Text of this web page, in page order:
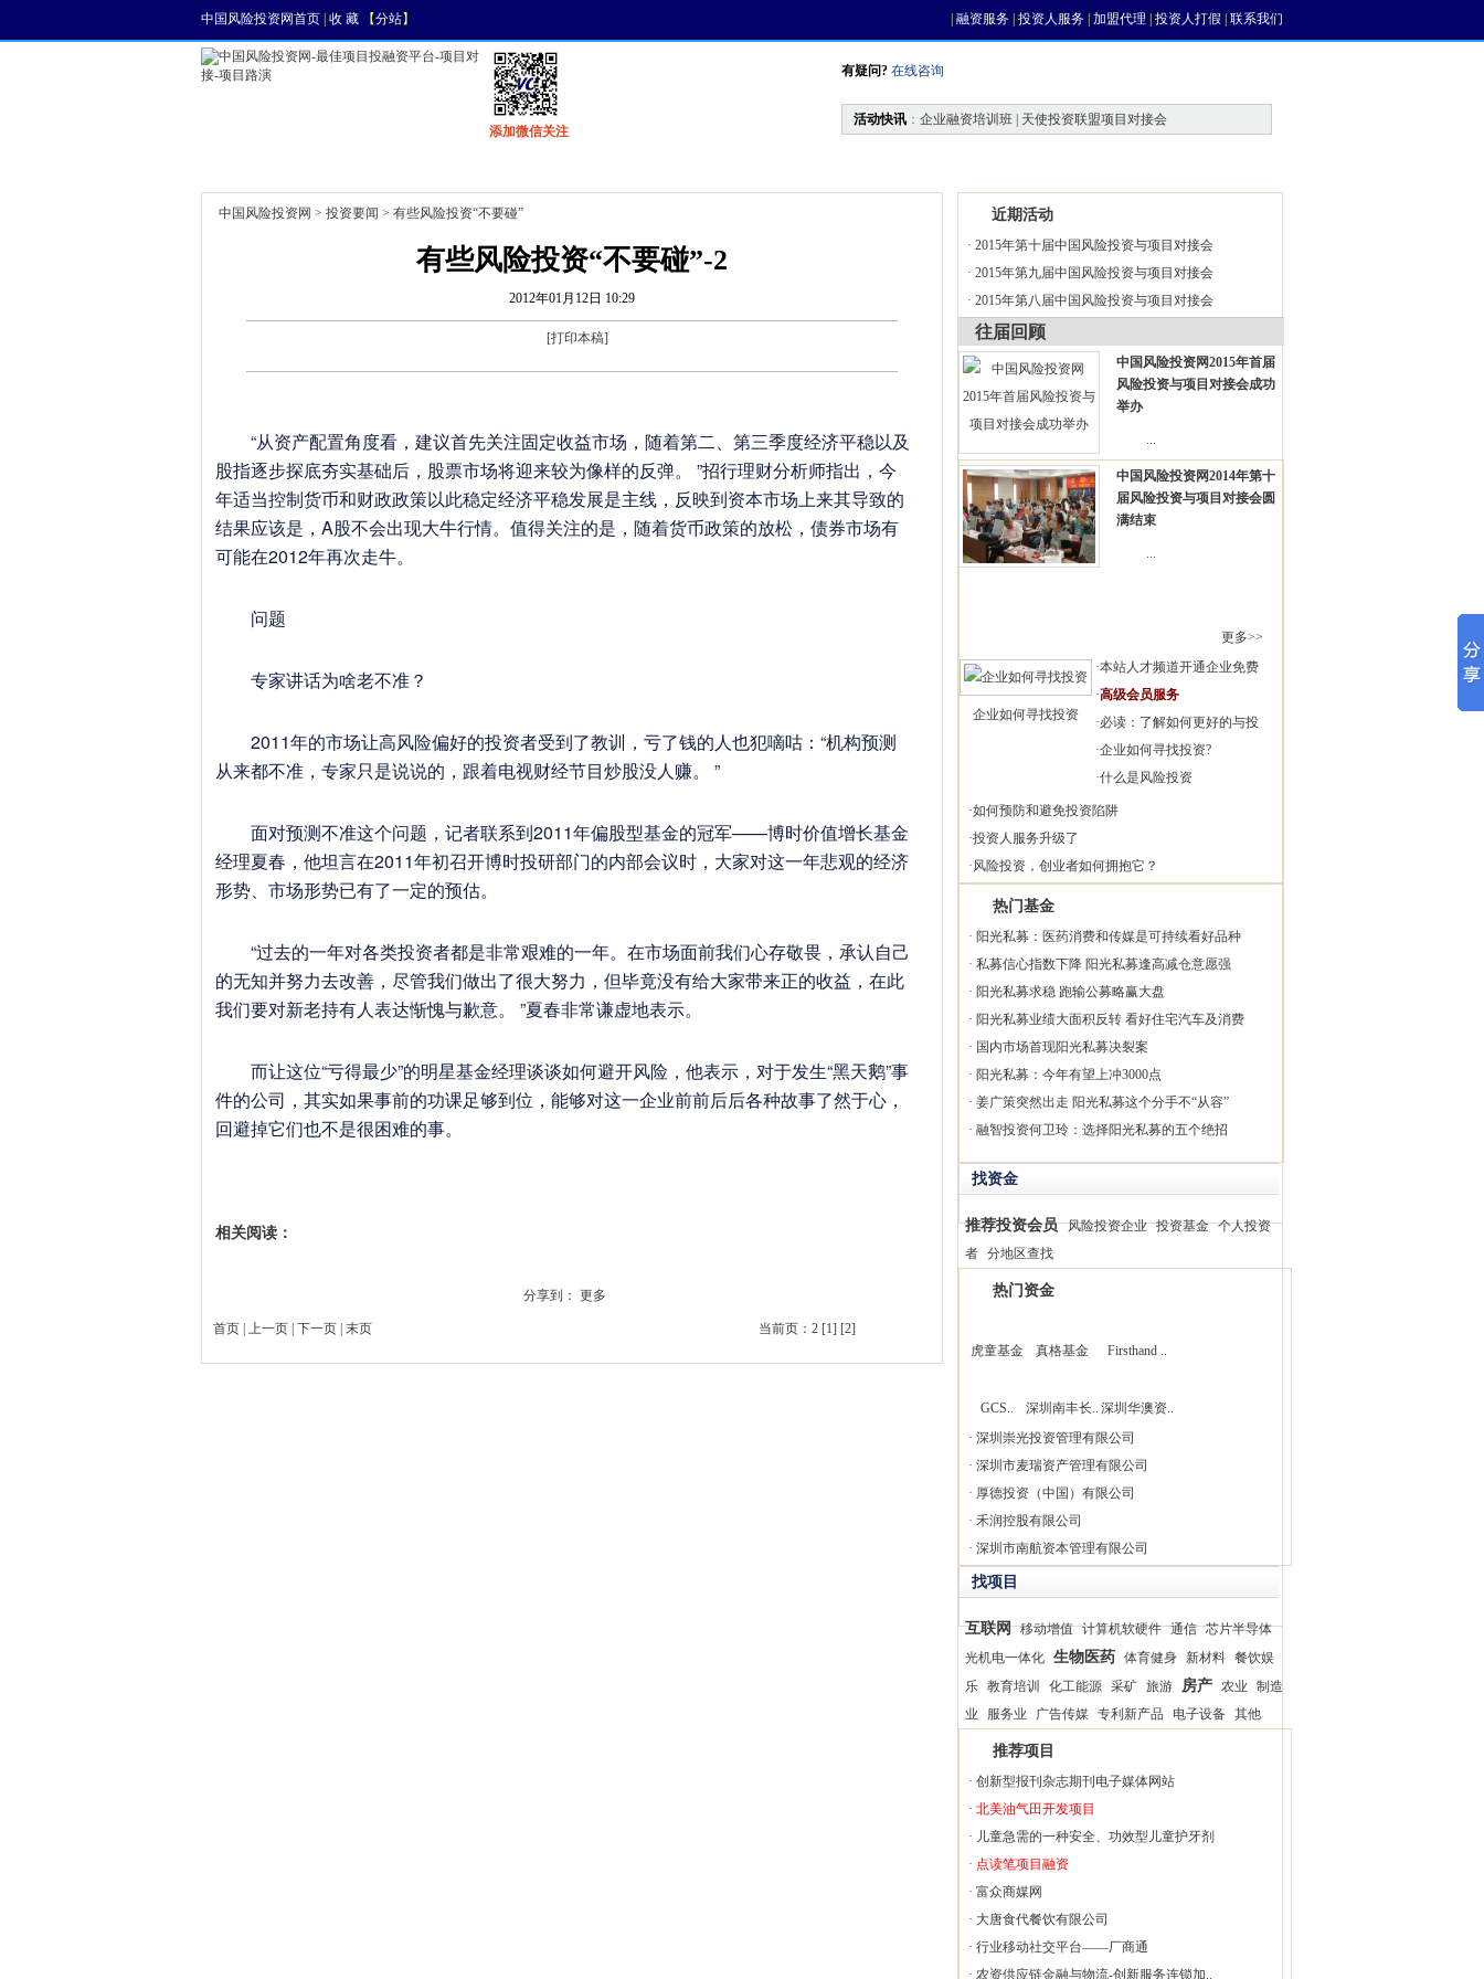
中国风险投资网首页 收 藏 【分站】 融资服务 投资人服务 加盟代理 投资人打假 联系我们
添加微信关注
有疑问? 在线咨询
活动快讯 ： 企业融资培训班 | 天使投资联盟项目对接会
中国风险投资网 > 投资要闻 > 有些风险投资“不要碰”
有些风险投资“不要碰”-2
2012年01月12日 10:29
[打印本稿]
“从资产配置角度看，建议首先关注固定收益市场，随着第二、第三季度经济平稳以及
股指逐步探底夯实基础后，股票市场将迎来较为像样的反弹。 ”招行理财分析师指出，今
年适当控制货币和财政政策以此稳定经济平稳发展是主线，反映到资本市场上来其导致的
结果应该是，A股不会出现大牛行情。值得关注的是，随着货币政策的放松，债券市场有
可能在2012年再次走牛。
问题
专家讲话为啥老不准？
2011年的市场让高风险偏好的投资者受到了教训，亏了钱的人也犯嘀咕：“机构预测
从来都不准，专家只是说说的，跟着电视财经节目炒股没人赚。 ”
面对预测不准这个问题，记者联系到2011年偏股型基金的冠军——博时价值增长基金
经理夏春，他坦言在2011年初召开博时投研部门的内部会议时，大家对这一年悲观的经济
形势、市场形势已有了一定的预估。
“过去的一年对各类投资者都是非常艰难的一年。在市场面前我们心存敬畏，承认自己
的无知并努力去改善，尽管我们做出了很大努力，但毕竟没有给大家带来正的收益，在此
我们要对新老持有人表达惭愧与歉意。 ”夏春非常谦虚地表示。
而让这位“亏得最少”的明星基金经理谈谈如何避开风险，他表示，对于发生“黑天鹅”事
件的公司，其实如果事前的功课足够到位，能够对这一企业前前后后各种故事了然于心，
回避掉它们也不是很困难的事。
相关阅读：
分享到： 更多
首页 上一页 | 下一页 | 末页 当前页：2 [1] [2]
近期活动
· 2015年第十届中国风险投资与项目对接会
· 2015年第九届中国风险投资与项目对接会
· 2015年第八届中国风险投资与项目对接会
往届回顾
中国风险投资网2015年首届
风险投资与项目对接会成功
举办
...
中国风险投资网2014年第十
届风险投资与项目对接会圆
满结束
...
更多>>
企业如何寻找投资
·本站人才频道开通企业免费
·高级会员服务
·必读：了解如何更好的与投
·企业如何寻找投资?
·什么是风险投资
·如何预防和避免投资陷阱
·投资人服务升级了
·风险投资，创业者如何拥抱它？
热门基金
· 阳光私募：医药消费和传媒是可持续看好品种
· 私募信心指数下降 阳光私募逢高减仓意愿强
· 阳光私募求稳 跑输公募略赢大盘
· 阳光私募业绩大面积反转 看好住宅汽车及消费
· 国内市场首现阳光私募决裂案
· 阳光私募：今年有望上冲3000点
· 姜广策突然出走 阳光私募这个分手不“从容”
· 融智投资何卫玲：选择阳光私募的五个绝招
找资金
推荐投资会员 风险投资企业 投资基金 个人投资
者 分地区查找
热门资金
虎童基金 真格基金 Firsthand ..
GCS.. 深圳南丰长.. 深圳华澳资..
· 深圳崇光投资管理有限公司
· 深圳市麦瑞资产管理有限公司
· 厚德投资（中国）有限公司
· 禾润控股有限公司
· 深圳市南航资本管理有限公司
找项目
互联网 移动增值 计算机软硬件 通信 芯片半导体
光机电一体化 生物医药 体育健身 新材料 餐饮娱
乐 教育培训 化工能源 采矿 旅游 房产 农业
制造
业
服务业 广告传媒 专利新产品 电子设备 其他
推荐项目
· 创新型报刊杂志期刊电子媒体网站
· 北美油气田开发项目
· 儿童急需的一种安全、功效型儿童护牙剂
· 点读笔项目融资
· 富众商媒网
· 大唐食代餐饮有限公司
· 行业移动社交平台——厂商通
· 农资供应链金融与物流-创新服务连锁加..